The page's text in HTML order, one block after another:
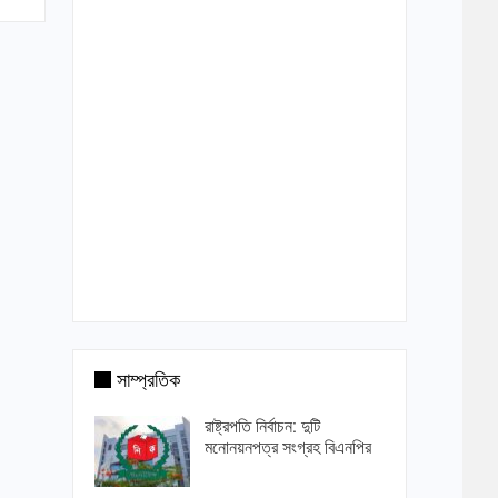
সাম্প্রতিক
রাষ্ট্রপতি নির্বাচন: দুটি
মনোনয়নপত্র সংগ্রহ বিএনপির